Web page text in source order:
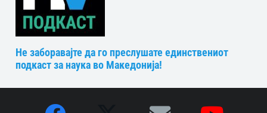
Не заборавајте да го преслушате единствениот
подкаст за наука во Македонија!